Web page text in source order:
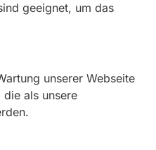
geeignet, um das
unserer Webseite
als unsere